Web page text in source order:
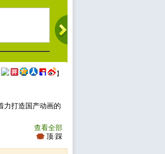
】
力打造国产动画的
查看全部
顶/踩